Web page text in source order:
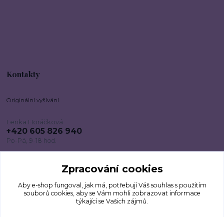
Kontakty
Originální vyšívání
Lenka Horáčková
+420 605 826 940
Po-Pá, 9-18 hod.
lenkadesign@centrum.cz
Zpracování cookies
Aby e-shop fungoval, jak má, potřebují Váš souhlass použitím
souborů cookies, aby se Vám mohli zobrazovat informace
týkající se Vašich zájmů.